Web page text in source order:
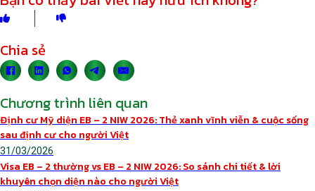
Chia sẻ
Chương trình liên quan
Định cư Mỹ diện EB – 2 NIW 2026: Thẻ xanh vĩnh viễn & cuộc sống
sau định cư cho người Việt
31/03/2026
Visa EB – 2 thường vs EB – 2 NIW 2026: So sánh chi tiết & lời
khuyên chọn diện nào cho người Việt